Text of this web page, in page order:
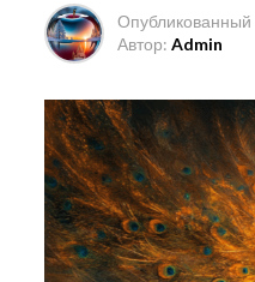
Опубликованный
Автор: Admin